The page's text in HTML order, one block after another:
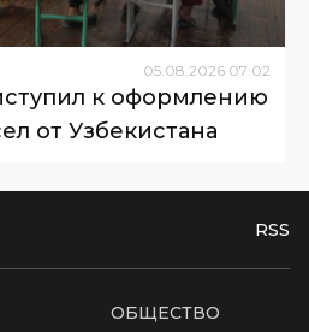
05.08.2026 07:02
к оформлению
от Узбекистана
RSS
ОБЩЕСТВО